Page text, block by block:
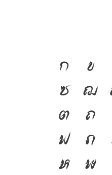
ก ข
ซ
ฌ
ต
ถ
ฟ
ภ
ห
ฬ